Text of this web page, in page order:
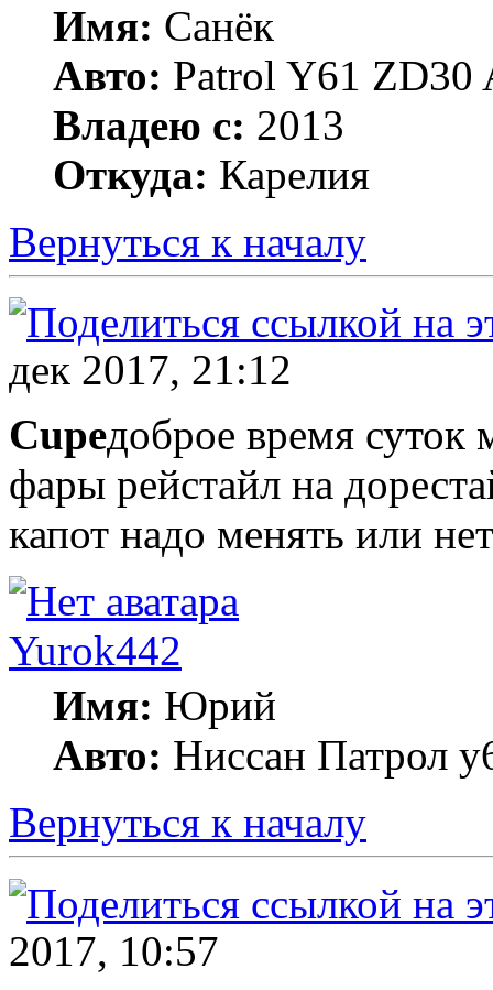
Имя: Санёк
Авто: Patrol Y61 ZD30
Владею с: 2013
Откуда: Карелия
Вернуться к началу
дек 2017, 21:12
Cupeдоброе время суток
фары рейстайл на
капот надо менять или
Yurok442
Имя: Юрий
Авто: Ниссан Патрол
Вернуться к началу
2017, 10:57